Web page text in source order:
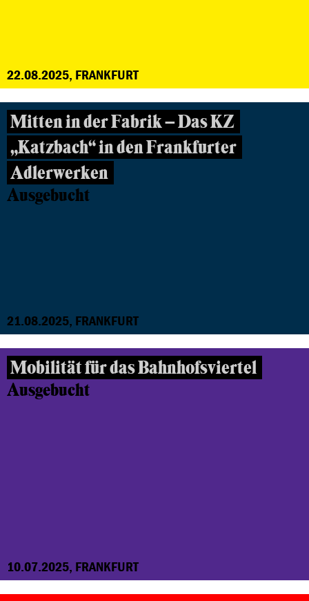
22.08.2025, FRANKFURT
Mitten in der Fabrik – Das KZ
„Katzbach“ in den Frankfurter
Adlerwerken
Ausgebucht
21.08.2025, FRANKFURT
Mobilität für das Bahnhofsviertel
Ausgebucht
10.07.2025, FRANKFURT